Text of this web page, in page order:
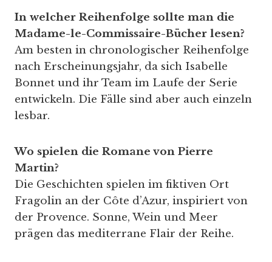
In welcher Reihenfolge sollte man die
Madame-le-Commissaire-Bücher lesen?
Am besten in chronologischer Reihenfolge
nach Erscheinungsjahr, da sich Isabelle
Bonnet und ihr Team im Laufe der Serie
entwickeln. Die Fälle sind aber auch einzeln
lesbar.
Wo spielen die Romane von Pierre
Martin?
Die Geschichten spielen im fiktiven Ort
Fragolin an der Côte d’Azur, inspiriert von
der Provence. Sonne, Wein und Meer
prägen das mediterrane Flair der Reihe.